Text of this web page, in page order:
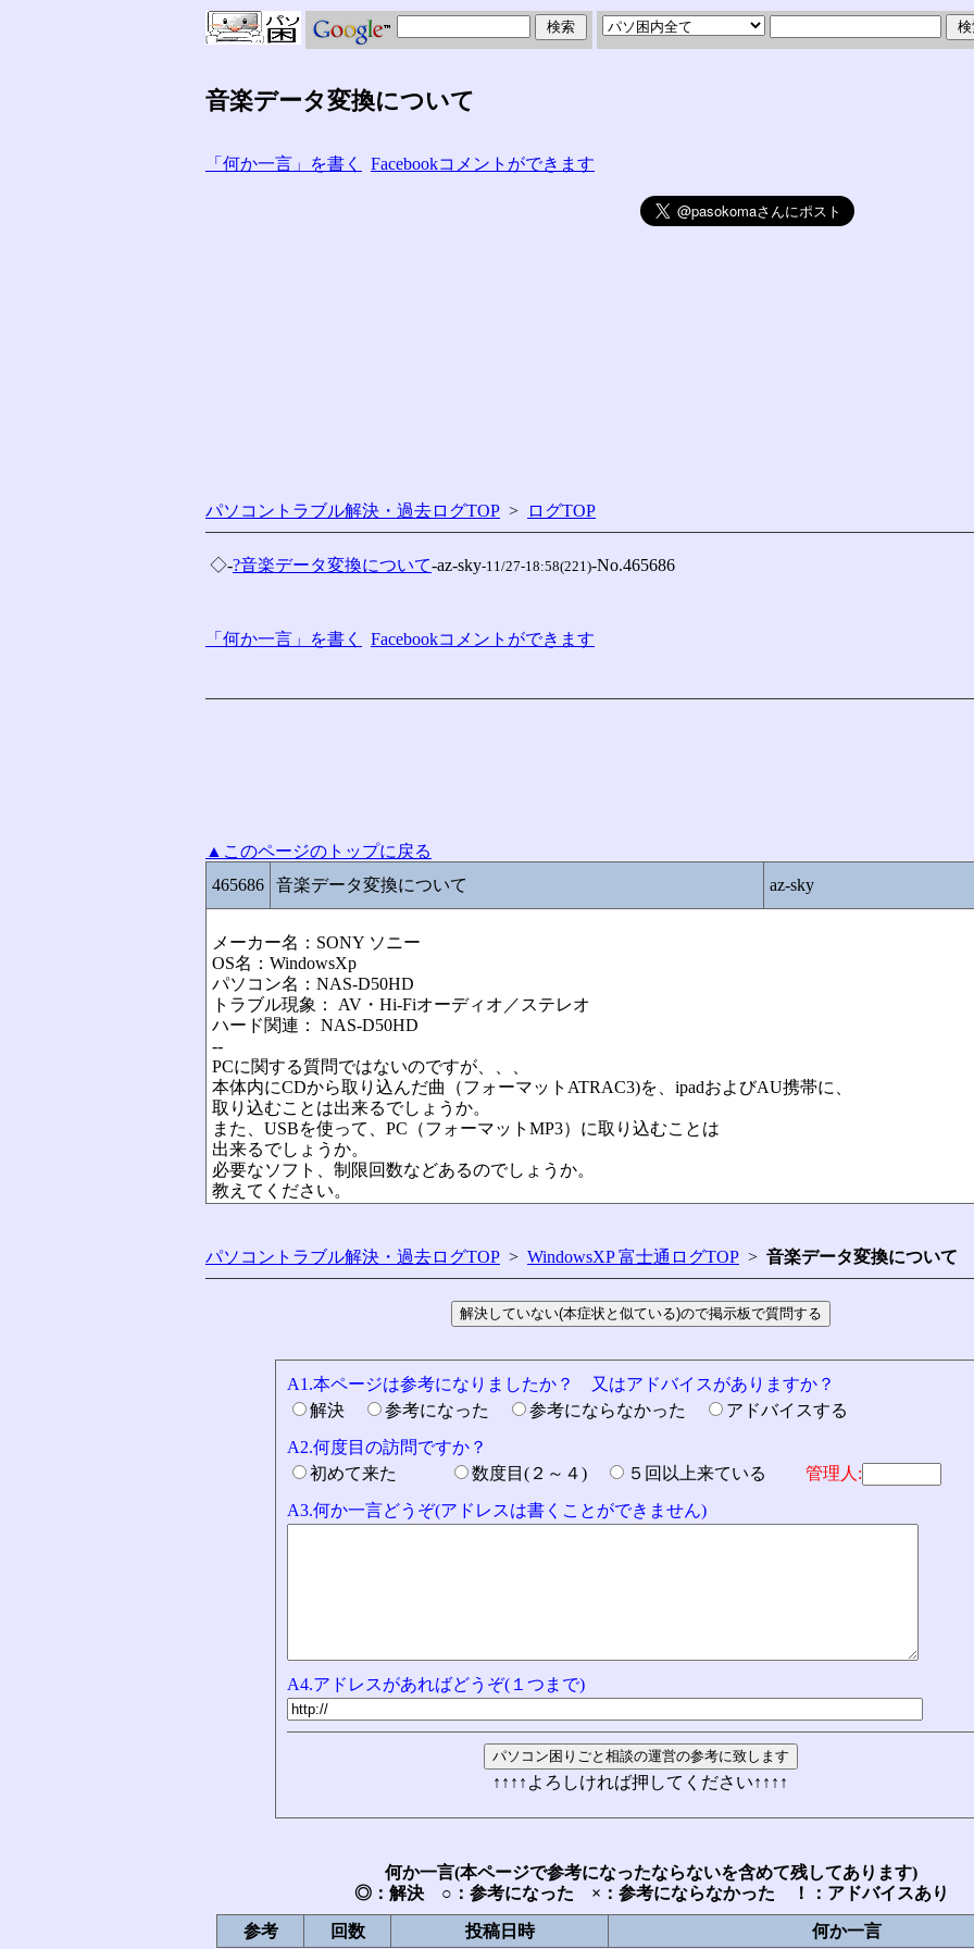
音楽データ変換について
「何か一言」を書く Facebookコメントができます
パソコントラブル解決・過去ログTOP > ログTOP
◇-?音楽データ変換について-az-sky-11/27-18:58(221)-No.465686
「何か一言」を書く Facebookコメントができます
▲このページのトップに戻る
465686
音楽データ変換について az-sky
メーカー名：SONY ソニー
OS名：WindowsXp
パソコン名：NAS-D50HD
トラブル現象： AV・Hi-Fiオーディオ／ステレオ
ハード関連： NAS-D50HD
--
PCに関する質問ではないのですが、、、
本体内にCDから取り込んだ曲（フォーマットATRAC3)を、ipadおよびAU携帯に、
取り込むことは出来るでしょうか。
また、USBを使って、PC（フォーマットMP3）に取り込むことは
出来るでしょうか。
必要なソフト、制限回数などあるのでしょうか。
教えてください。
パソコントラブル解決・過去ログTOP > WindowsXP 富士通ログTOP > 音楽データ変換について
A1.本ページは参考になりましたか？ 又はアドバイスがありますか？
解決
参考になった 参考にならなかった
アドバイスする
A2.何度目の訪問ですか？
初めて来た
数度目(２～４) ５回以上来ている 管理人:
A3.何か一言どうぞ(アドレスは書くことができません)
A4.アドレスがあればどうぞ(１つまで)
↑↑↑↑よろしければ押してください↑↑↑↑
何か一言(本ページで参考になったならないを含めて残してあります)
◎：解決 ○：参考になった ×：参考にならなかった ！：アドバイスあり
参考 回数 投稿日時 何か一言